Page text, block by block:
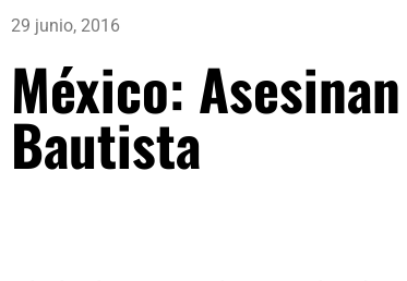
29 junio, 2016
México:
Bautista